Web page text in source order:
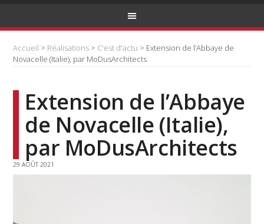
Accueil > Réalisations > C'est d'actu > Extension de l’Abbaye de
Novacelle (Italie), par MoDusArchitects
Extension de l’Abbaye
de Novacelle (Italie),
par MoDusArchitects
29 AOÛT 2021